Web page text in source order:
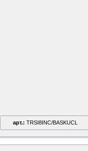
арт.: TRSI8INC/BASKUCL